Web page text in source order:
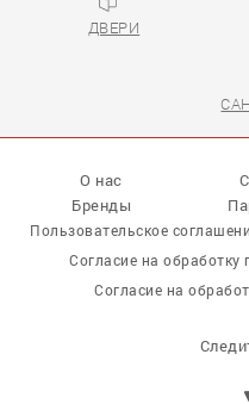
ДВЕРИ
О нас
Бренды
Пользовательское
Согласие на
Согласие на